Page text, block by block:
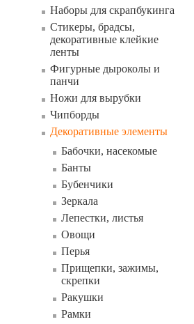
Наборы для скрапбукинга
Стикеры, брадсы,
декоративные клейкие
ленты
Фигурные дыроколы и
панчи
Ножи для вырубки
Чипборды
Декоративные элементы
Бабочки, насекомые
Банты
Бубенчики
Зеркала
Лепестки, листья
Овощи
Перья
Прищепки, зажимы,
скрепки
Ракушки
Рамки